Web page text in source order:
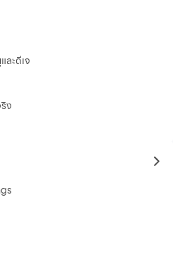
area, and improve the
that are
activity.
song playing when connected
accessing your device’s
providing consent to any
However, some
not be available.
vary by country.
privacy practices, please
at:
ะดีเจ
ง
to